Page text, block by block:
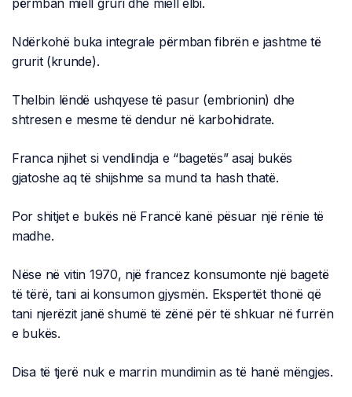
Ndërkohë buka integrale përmban fibrën e jashtme të
grurit (krunde).
Thelbin lëndë ushqyese të pasur (embrionin) dhe
shtresen e mesme të dendur në karbohidrate.
Franca njihet si vendlindja e “bagetës” asaj bukës
gjatoshe aq të shijshme sa mund ta hash thatë.
Por shitjet e bukës në Francë kanë pësuar një rënie të
madhe.
Nëse në vitin 1970, një francez konsumonte një bagetë
të tërë, tani ai konsumon gjysmën. Ekspertët thonë që
tani njerëzit janë shumë të zënë për të shkuar në furrën
e bukës.
Disa të tjerë nuk e marrin mundimin as të hanë mëngjes.